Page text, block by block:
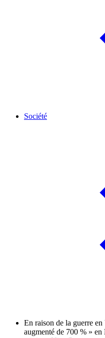
Société
En raison de la guerre
augmenté de 700 % »